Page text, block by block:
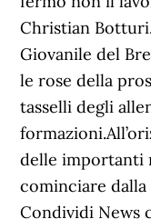
Christian
Giovanile del
le rose della
tasselli degli
delle importanti
cominciare dalla
Condividi News